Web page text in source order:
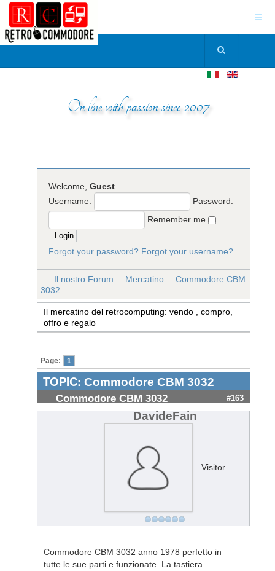
On line with passion since 2007
Welcome,Guest
Username:
Password:
Remember me
Forgot your password? Forgot your username?
Il nostro Forum Mercatino
Commodore CBM
3032
Il mercatino del retrocomputing: vendo , compro,
offro e regalo
Page: 1
TOPIC: Commodore CBM 3032
Commodore CBM 3032 #163
DavideFain
Visitor
Commodore CBM 3032 anno 1978 perfetto in
tutte le sue parti e funzionate. La tastiera